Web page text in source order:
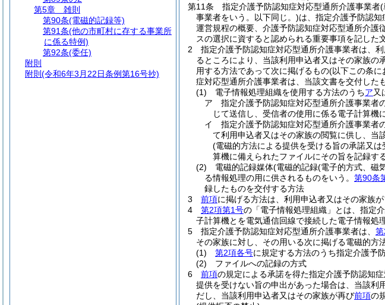
第11条
指定介護予防認知症対応型通所介護事業者(
事業者をいう。以下同じ。)は、指定介護予防認知
運営規程の概要、介護予防認知症対応型通所介護
スの選択に資すると認められる重要事項を記した
2
指定介護予防認知症対応型通所介護事業者は、
るところにより、当該利用申込者又はその家族の
用する方法であって次に掲げるもの(以下この条に
症対応型通所介護事業者は、当該文書を交付した
(1)
電子情報処理組織を使用する方法のうちア又
ア
指定介護予防認知症対応型通所介護事業者
じて送信し、受信者の使用に係る電子計算機
イ
指定介護予防認知症対応型通所介護事業者
て利用申込者又はその家族の閲覧に供し、当
(電磁的方法による提供を受ける旨の承諾又
算機に備えられたファイルにその旨を記録す
(2)
電磁的記録媒体(電磁的記録(電子的方式、磁
る情報処理の用に供されるものをいう。 第90条
録したものを交付する方法
3
前項に掲げる方法は、利用申込者又はその家族
4
第2項第1号の「電子情報処理組織」とは、指定
子計算機とを電気通信回線で接続した電子情報処
5
指定介護予防認知症対応型通所介護事業者は、
その家族に対し、その用いる次に掲げる電磁的方
(1)
第2項各号に規定する方法のうち指定介護予
(2)
ファイルへの記録の方式
6
前項の規定による承諾を得た指定介護予防認知
提供を受けない旨の申出があった場合は、当該利
だし、当該利用申込者又はその家族が再び前項の
第5章
雑則
第90条(電磁的記録等)
第91条(他の市町村に存する事業所
に係る特例)
第92条(委任)
附則
附則 (令和6年3月22日条例第16号抄)